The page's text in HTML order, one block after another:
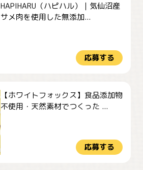
HAPIHARU（ハピハル）｜気仙沼産
サメ肉を使用した無添加...
応募する
【ホワイトフォックス】食品添加物
不使用・天然素材でつくった ...
応募する